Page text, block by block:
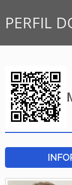
PERFIL